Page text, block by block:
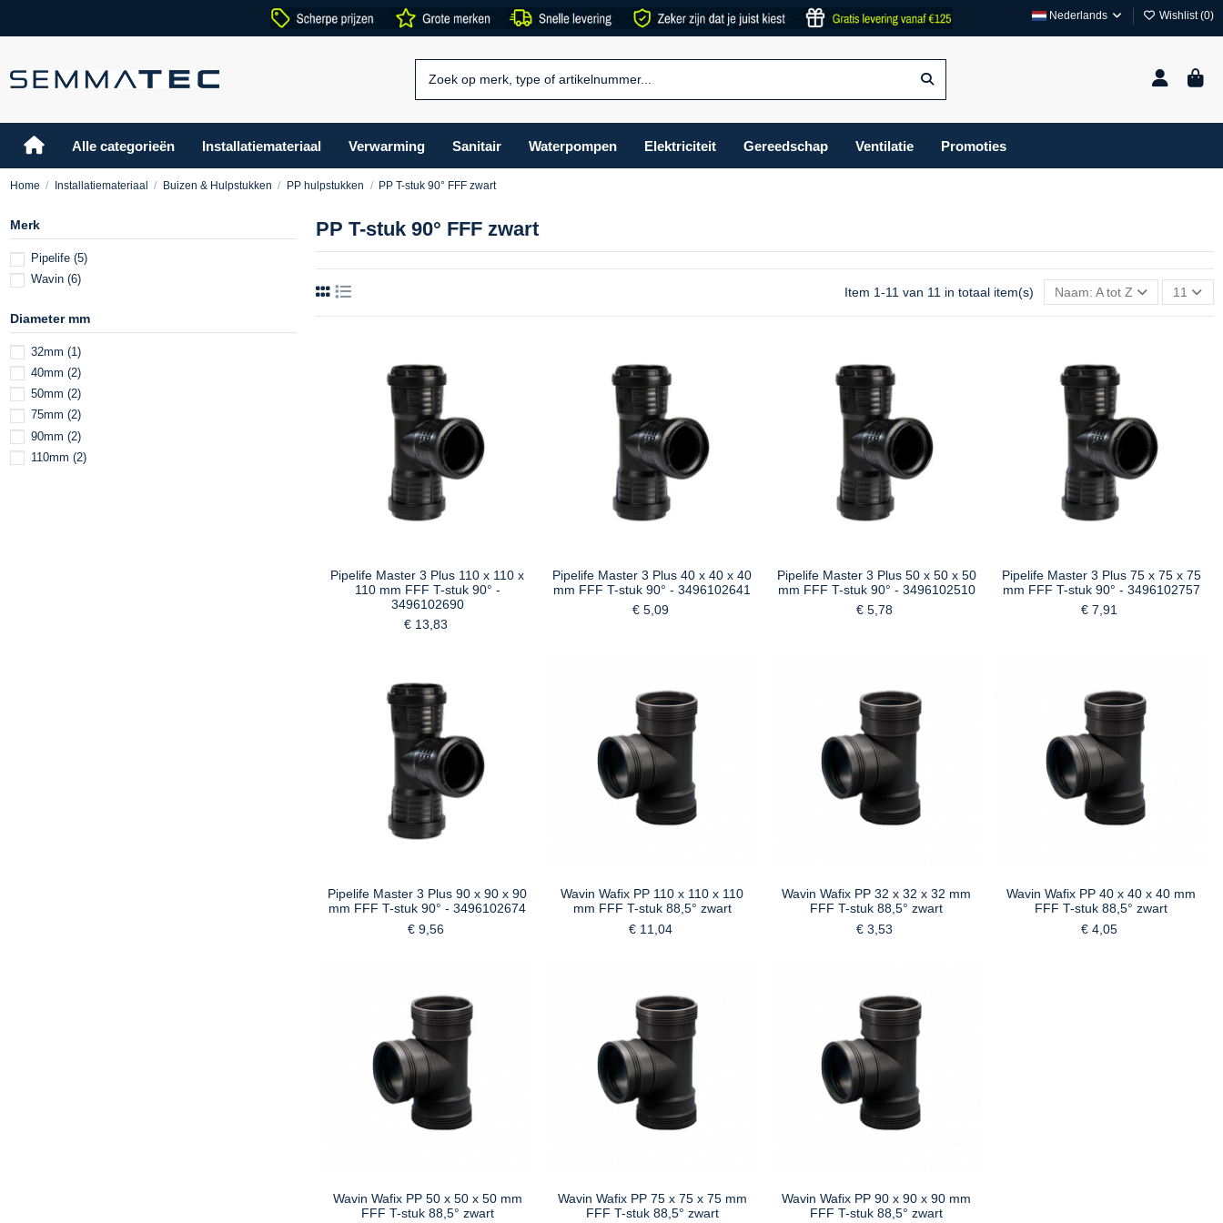
Nederlands Wishlist (0)
Alle categorieën Installatiemateriaal Verwarming Sanitair Waterpompen Elektriciteit Gereedschap Ventilatie Promoties
Home Installatiemateriaal Buizen & Hulpstukken PP hulpstukken PP T-stuk 90° FFF zwart
PP T-stuk 90° FFF zwart
Item 1-11 van 11 in totaal item(s) Naam: A tot Z 11
Pipelife Master 3 Plus 110 x 110 x
110 mm FFF T-stuk 90° -
3496102690
€ 13,83
Pipelife Master 3 Plus 40 x 40 x 40
mm FFF T-stuk 90° - 3496102641
€ 5,09
Pipelife Master 3 Plus 50 x 50 x 50
mm FFF T-stuk 90° - 3496102510
€ 5,78
Pipelife Master 3 Plus 75 x 75 x 75
mm FFF T-stuk 90° - 3496102757
€ 7,91
Pipelife Master 3 Plus 90 x 90 x 90
mm FFF T-stuk 90° - 3496102674
€ 9,56
Wavin Wafix PP 110 x 110 x 110
mm FFF T-stuk 88,5° zwart
€ 11,04
Wavin Wafix PP 32 x 32 x 32 mm
FFF T-stuk 88,5° zwart
€ 3,53
Wavin Wafix PP 40 x 40 x 40 mm
FFF T-stuk 88,5° zwart
€ 4,05
Wavin Wafix PP 50 x 50 x 50 mm
FFF T-stuk 88,5° zwart
Wavin Wafix PP 75 x 75 x 75 mm
FFF T-stuk 88,5° zwart
Wavin Wafix PP 90 x 90 x 90 mm
FFF T-stuk 88,5° zwart
Merk
Pipelife (5)
Wavin (6)
Diameter mm
32mm (1)
40mm (2)
50mm (2)
75mm (2)
90mm (2)
110mm (2)